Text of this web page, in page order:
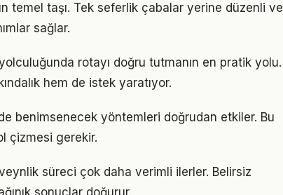
temel taşı. Tek seferlik çabalar yerine düzenli ve
sağlar.
rotayı doğru tutmanın en pratik yolu.
hem de istek yaratıyor.
benimsenecek yöntemleri doğrudan etkiler. Bu
çizmesi gerekir.
süreci çok daha verimli ilerler. Belirsiz
sonuçlar doğurur.